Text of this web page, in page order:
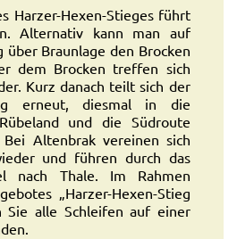
Harzer-Hexen-Stieges führt
Alternativ kann man auf
über Braunlage den Brocken
dem Brocken treffen sich
Kurz danach teilt sich der
erneut, diesmal in die
und die Südroute
Bei Altenbrak vereinen sich
und führen durch das
nach Thale. Im Rahmen
„Harzer-Hexen-Stieg
Sie alle Schleifen auf einer